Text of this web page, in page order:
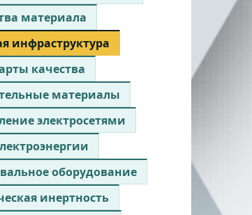
материала
инфраструктура
качества
материалы
электросетями
оборудование
инертность